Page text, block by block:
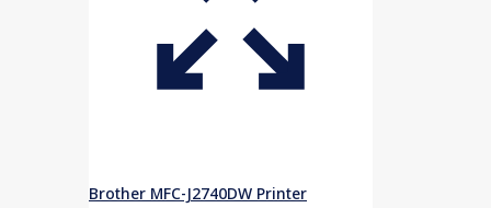
Brother MFC-J2740DW Printer